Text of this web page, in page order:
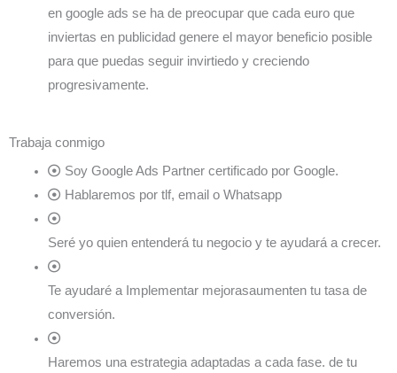
en google ads se ha de preocupar que cada euro que
inviertas en publicidad genere el mayor beneficio posible
para que puedas seguir invirtiedo y creciendo
progresivamente.
Trabaja conmigo
Soy Google Ads Partner certificado por Google.
Hablaremos por tlf, email o Whatsapp
Seré yo quien entenderá tu negocio y te ayudará a crecer.
Te ayudaré a Implementar mejorasaumenten tu tasa de
conversión.
Haremos una estrategia adaptadas a cada fase. de tu